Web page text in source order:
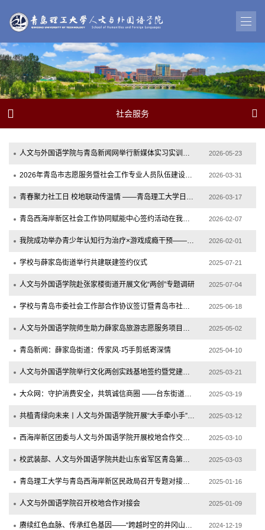
 社会服务 
人文与外国语学院与青岛新闻网举行新媒体实习实训基地签约暨揭牌仪式 2026-05-23
2026年青岛市志愿服务暨社会工作专业人员队伍建设培训班在我校顺利开展 2026-03-31
青春聚力社工日 校地联动传温情 ——青岛理工大学日暖风和公益协会开展社工日主题系列... 2026-03-17
青岛西海岸新区社会工作协同赋能中心签约活动在我校隆重举行 2026-02-07
我院成功举办青少年认知行为治疗×游戏成瘾干预——“香港模式CBT”系统培训 2026-02-01
学校与薛家岛街道举行共建联建签约仪式 2025-07-21
人文与外国语学院赴张家楼街道开展文化“两创”专题调研 2025-07-04
学校与青岛市委社会工作部合作协议签订暨青岛市社区工作者培训基地揭牌仪式隆重举行 2025-06-18
人文与外国语学院师生助力薛家岛旅游志愿服务项目提质增效 2025-05-02
青岛新闻：薛家岛街道：传家风·巧手剪纸寄深情 2025-04-10
人文与外国语学院举行文化两创实践基地签约暨党建联建活动 2025-03-21
大众网：守护消费安全，共筑诚信商圈 ——台东街道开展“3·15消费者权益日普法”公益宣... 2025-03-19
共植青绿向未来丨人文与外国语学院开展“大手牵小手”生态文明实践课 2025-03-12
西海岸新区团委与人文与外国语学院开展校地合作交流会 2025-03-10
校武装部、人文与外国语学院共赴山东省军区青岛第十三离职干部休养所开展学雷锋活动 2025-03-03
青岛理工大学与青岛西海岸新区民政局召开专题对接会议 2025-01-16
人文与外国语学院召开校地合作对接会 2025-01-09
赓续红色血脉、传承红色基因——“跨越时空的井冈山精神” 展览在我校开幕 2024-12-19